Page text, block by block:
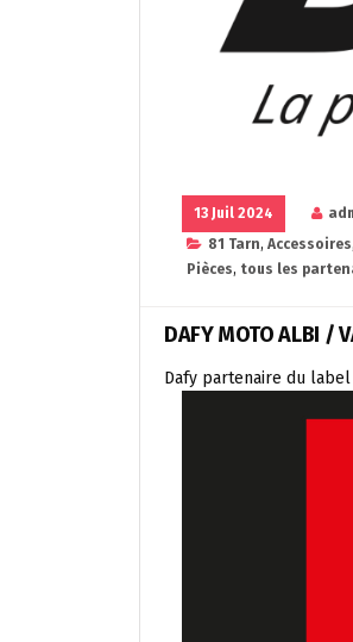
13 Juil 2024
81 Tarn, Accessoires
Pièces, tous les
DAFY MOTO ALBI /
Dafy partenaire du label